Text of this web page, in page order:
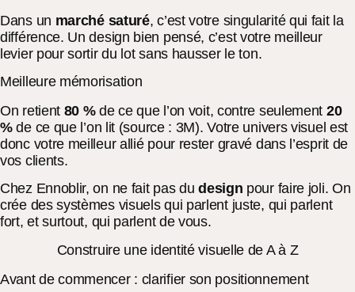
Dans un marché saturé, c’est votre singularité qui fait la
différence. Un design bien pensé, c’est votre meilleur
levier pour sortir du lot sans hausser le ton.
Meilleure mémorisation
On retient 80 %de ce que l’on voit, contre seulement 20
%de ce que l’on lit (source : 3M). Votre univers visuel est
donc votre meilleur allié pour rester gravé dans l’esprit de
vos clients.
Chez Ennoblir, on ne fait pas dudesign pour faire joli. On
crée des systèmes visuels qui parlent juste, qui parlent
fort, et surtout, qui parlent de vous.
Construire une identité visuelle de A à Z
Avant de commencer : clarifier son positionnement